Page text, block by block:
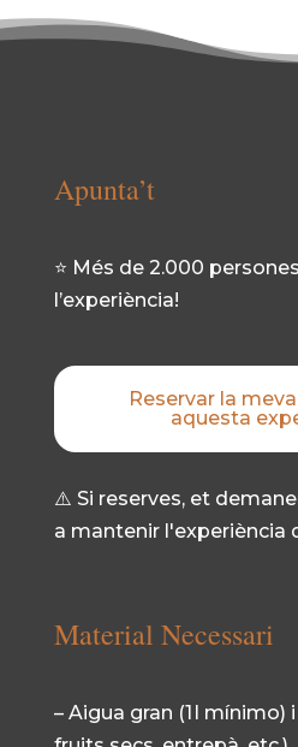
Apunta’t
⭐ Més de 2.000
l’experiència!
Reservar la
aquesta
⚠️ Si reserves, et
a mantenir l'experiència
Material Necessari
– Aigua gran (1 l